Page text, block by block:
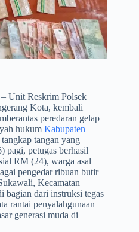
– Unit Reskrim Polsek
Kota, kembali
peredaran gelap
hukum Kabupaten
tangan yang
pagi, petugas berhasil
RM (24), warga asal
pengedar ribuan butir
Kecamatan
bagian dari instruksi tegas
rantai penyalahgunaan
generasi muda di